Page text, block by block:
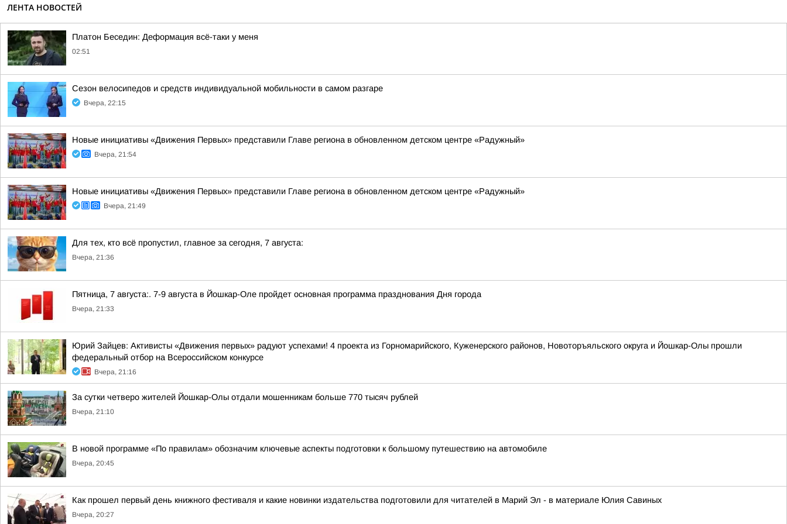
ЛЕНТА НОВОСТЕЙ
Платон Беседин: Деформация всё-таки у меня
02:51
Сезон велосипедов и средств индивидуальной мобильности в самом разгаре
Вчера, 22:15
Новые инициативы «Движения Первых» представили Главе региона в обновленном детском центре «Радужный»
Вчера, 21:54
Новые инициативы «Движения Первых» представили Главе региона в обновленном детском центре «Радужный»
Вчера, 21:49
Для тех, кто всё пропустил, главное за сегодня, 7 августа:
Вчера, 21:36
Пятница, 7 августа:. 7-9 августа в Йошкар-Оле пройдет основная программа празднования Дня города
Вчера, 21:33
Юрий Зайцев: Активисты «Движения первых» радуют успехами! 4 проекта из Горномарийского, Куженерского районов, Новоторъяльского округа и Йошкар-Олы прошли
федеральный отбор на Всероссийском конкурсе
Вчера, 21:16
За сутки четверо жителей Йошкар-Олы отдали мошенникам больше 770 тысяч рублей
Вчера, 21:10
В новой программе «По правилам» обозначим ключевые аспекты подготовки к большому путешествию на автомобиле
Вчера, 20:45
Как прошел первый день книжного фестиваля и какие новинки издательства подготовили для читателей в Марий Эл - в материале Юлия Савиных
Вчера, 20:27